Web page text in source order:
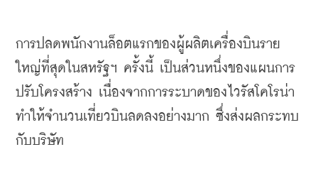
การปลดพนักงานล็อตแรกของผู้ผลิตเครื่องบินราย
ใหญ่ที่สุดในสหรัฐฯ ครั้งนี้ เป็นส่วนหนึ่งของแผนการ
ปรับโครงสร้าง เนื่องจากการระบาดของไวรัสโคโรน่า
ทำให้จำนวนเที่ยวบินลดลงอย่างมาก ซึ่งส่งผลกระทบ
กับบริษัท